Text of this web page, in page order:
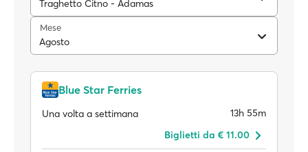
Traghetto Citno - Adamas
Mese
Agosto
Blue Star Ferries
Una volta a settimana
13h 55m
Biglietti da € 11.00